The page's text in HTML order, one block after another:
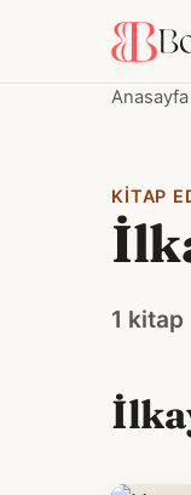
Anasayfa
KITAP
1 kitap